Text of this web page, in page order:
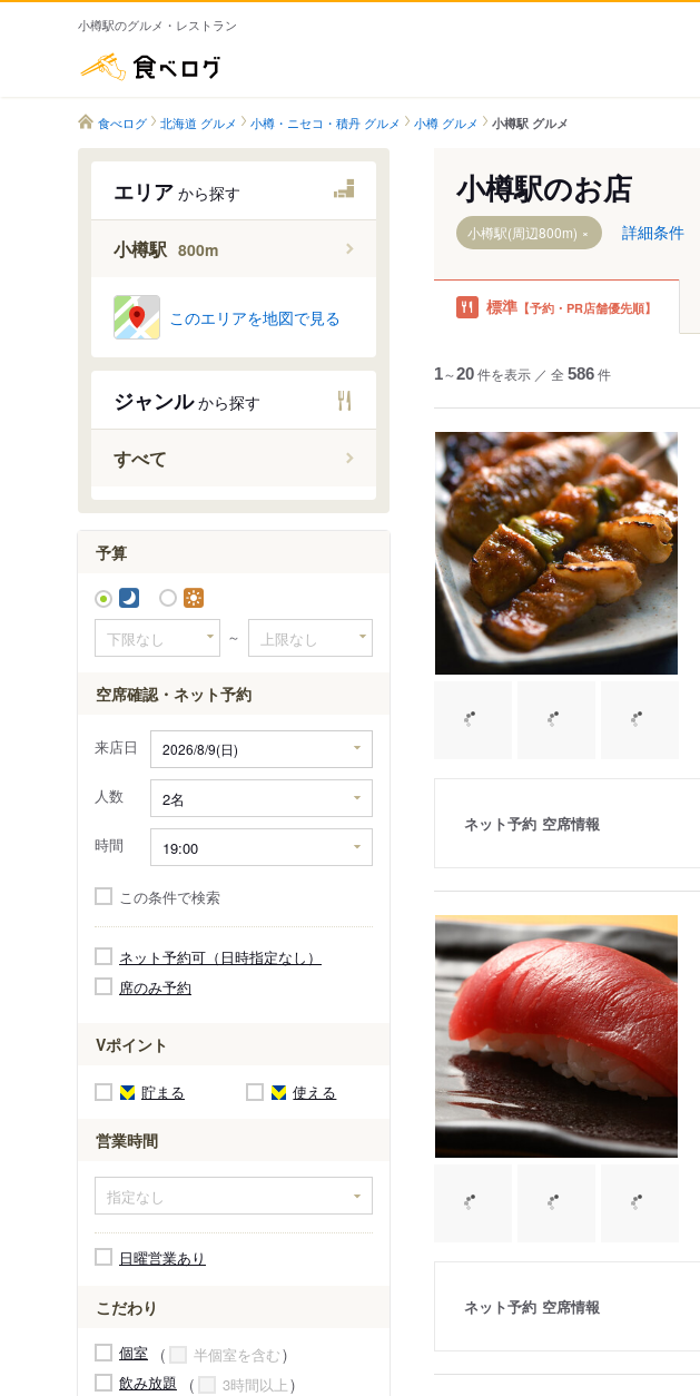
小樽駅のグルメ・レストラン
食べログ 北海道 グルメ 小樽・ニセコ・積丹 グルメ 小樽 グルメ 小樽駅 グルメ
エリア から探す
小樽駅 800m
小樽駅前第一ビル
小樽出抜小路
このエリアを地図で見る
ジャンルから探す
すべて
予算
～
空席確認・ネット予約
来店日
人数
時間
この条件で検索
ネット予約可（日時指定なし）
席のみ予約
Vポイント
貯まる 使える
営業時間
日曜営業あり
こだわり
個室
半個室を含む
飲み放題
3時間以上
小樽駅のお店
小樽駅(周辺800m) 詳細条件
標準 【予約・PR店舗優先順】
1～20件を表示 ／ 全 586件
ネット予約 空席情報
ネット予約 空席情報